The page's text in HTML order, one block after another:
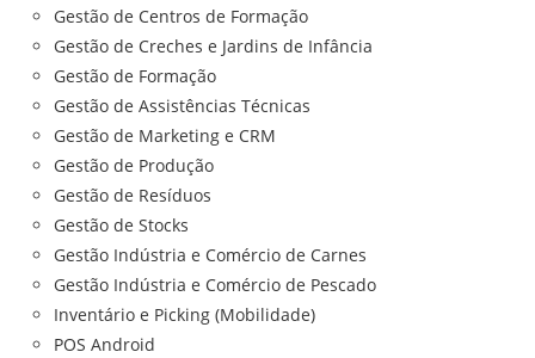
Gestão de Centros de Formação
Gestão de Creches e Jardins de Infância
Gestão de Formação
Gestão de Assistências Técnicas
Gestão de Marketing e CRM
Gestão de Produção
Gestão de Resíduos
Gestão de Stocks
Gestão Indústria e Comércio de Carnes
Gestão Indústria e Comércio de Pescado
Inventário e Picking (Mobilidade)
POS Android